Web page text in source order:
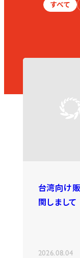
すべて
台湾向け
関しまして
2026.08.04